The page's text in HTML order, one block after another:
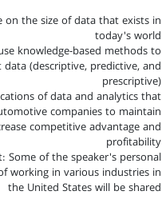
on the size of data that exists in
today's world
knowledge-based methods to
(descriptive, predictive, and
prescriptive)
of data and analytics that
companies to maintain
competitive advantage and
profitability
Some of the speaker's personal
working in various industries in
the United States will be shared